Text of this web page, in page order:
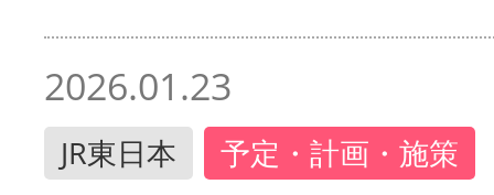
2026.01.23
JR東日本 予定・計画・施策